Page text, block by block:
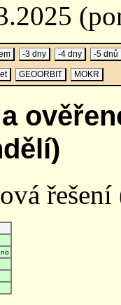
-3 dny -4 dny -5 dnů
GEOORBIT MOKR